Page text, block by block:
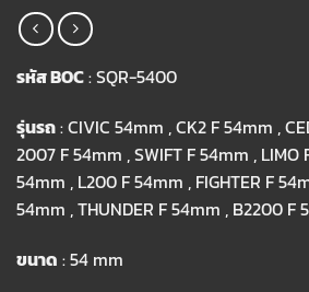
รหัส BOC: SQR-5400
รุ่นรถ: CIVIC 54mm , CK2 F 54mm ,
2007 F 54mm , SWIFT F 54mm , LIMO
54mm , L200 F 54mm , FIGHTER F
54mm , THUNDER F 54mm , B2200 F
ขนาด : 54 mm